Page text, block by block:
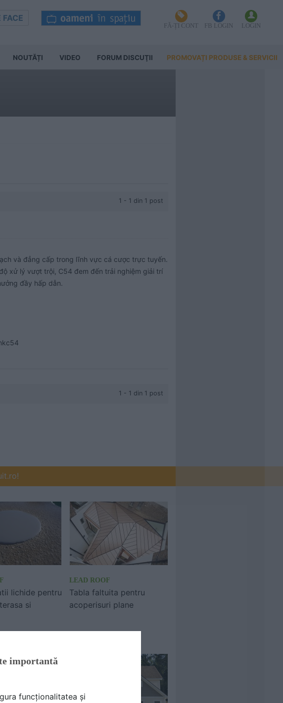
FACE
FĂ-ȚI CONT FB LOGIN LOGIN
NOUTĂȚI VIDEO FORUM DISCUŢII PROMOVAȚI PRODUSE & SERVICII
1 - 1 din 1 post
và đẳng cấp trong lĩnh vực cá cược trực tuyến.
xử lý vượt trội, C54 đem đến trải nghiệm giải trí
đầy hấp dẫn.
1 - 1 din 1 post
lichide pentru
si
LEAD ROOF
Tabla faltuita pentru
acoperisuri plane
importantă
funcționalitatea și